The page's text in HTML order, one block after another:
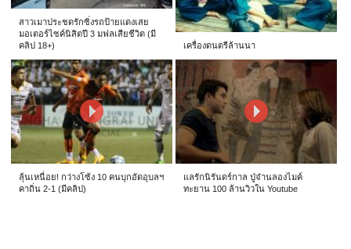
สาวเมาประชดรักซิ่งรถป้ายแดงเสย
มอเตอร์ไซค์นิสิตปี 3 มฟลเสียชีวิต (มี
คลิป 18+)
เครื่องดนตรีล้านนา
ลุ้นเหนื่อย! กว่างโซ้ง 10 คนบุกอัดอุบลฯ
คาถิ่น 2-1 (มีคลิป)
แลรักนิรันดร์กาล ปู่จ๋านลองไมค์
ทะยาน 100 ล้านวิวใน Youtube